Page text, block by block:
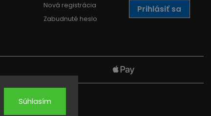
Súhlasím
Prihlásiť sa
Nová registrácia
Zabudnuté heslo